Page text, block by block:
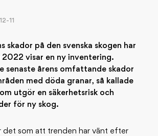
11
skador på den svenska skogen har
2022 visar en ny inventering.
senaste årens omfattande skador
med döda granar, så kallade
utgör en säkerhetsrisk och
för ny skog.
det som att trenden har vänt efter